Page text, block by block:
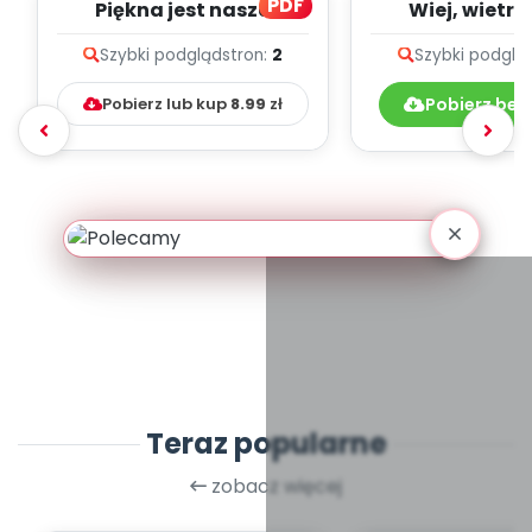
PDF
Piękna jest nasza
Szybki podglądstron: 2
Pobierz lub kup 8.99 zł
Wiej,
Szybki
Pobierz
Teraz popularne
zobacz więcej